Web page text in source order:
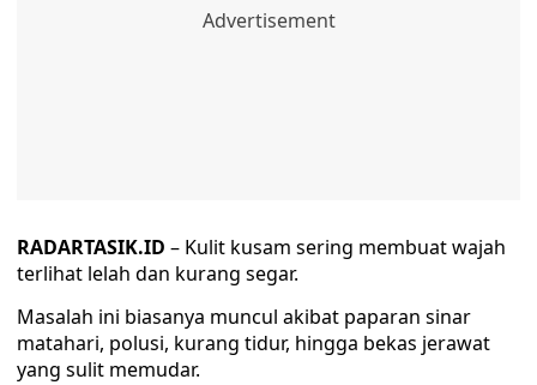
RADARTASIK.ID – Kulit kusam sering membuat wajah
terlihat lelah dan kurang segar.
Masalah ini biasanya muncul akibat paparan sinar
matahari, polusi, kurang tidur, hingga bekas jerawat
yang sulit memudar.